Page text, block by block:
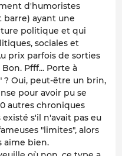
d'humoristes
barre) ayant une
politique et qui
sociales et
prix parfois de sorties
Pfff... Porte à
? Oui, peut-être un brin,
pour avoir pu se
autres chroniques
s'il n'avait pas eu
"limites", alors
aime bien.